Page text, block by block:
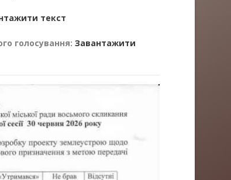
текст
голосування: Завантажити